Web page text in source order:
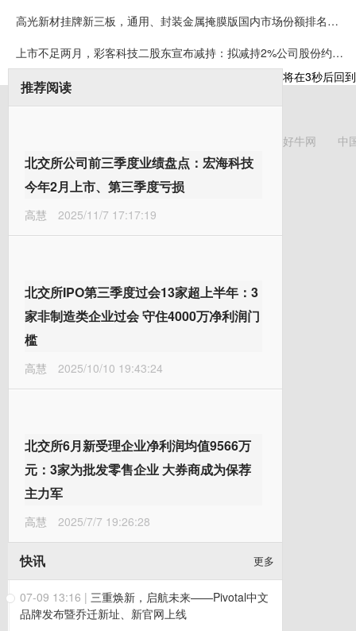
高光新材挂牌新三板，通用、封装金属掩膜版国内市场份额排名第一
上市不足两月，彩客科技二股东宣布减持：拟减持2%公司股份约可套现5008万元
推荐阅读
北交所公司前三季度业绩盘点：宏海科技
今年2月上市、第三季度亏损
高慧 2025/11/7 17:17:19
北交所IPO第三季度过会13家超上半年：3
家非制造类企业过会 守住4000万净利润门
槛
高慧 2025/10/10 19:43:24
北交所6月新受理企业净利润均值9566万
元：3家为批发零售企业 大券商成为保荐
主力军
高慧 2025/7/7 19:26:28
快讯 更多
07-09 13:16 | 三重焕新，启航未来——Pivotal中文
品牌发布暨乔迁新址、新官网上线
将在3秒后回
好牛网 中